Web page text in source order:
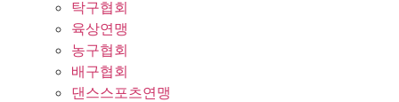
탁구협회
육상연맹
농구협회
배구협회
댄스스포츠연맹